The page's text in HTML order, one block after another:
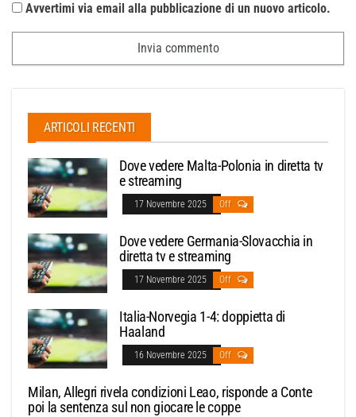
Avvertimi via email alla pubblicazione di un nuovo articolo.
ARTICOLI RECENTI
Dove vedere Malta-Polonia in diretta tv
e streaming
17 Novembre 2025 Off
Dove vedere Germania-Slovacchia in
diretta tv e streaming
17 Novembre 2025 Off
Italia-Norvegia 1-4: doppietta di
Haaland
16 Novembre 2025 Off
Milan, Allegri rivela condizioni Leao, risponde a Conte
poi la sentenza sul non giocare le coppe